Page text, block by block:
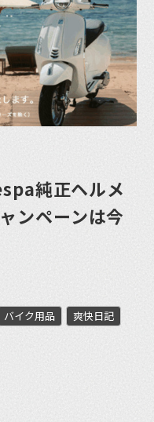
純正ヘルメ
ンペーンは今
バイク用品
爽快日記